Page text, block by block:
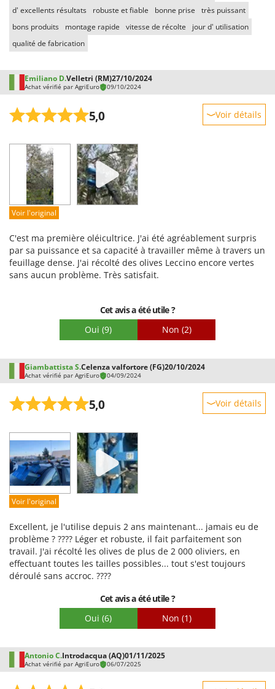
d' excellents résultats
robuste et fiable bonne prise
très puissant
bons produits
montage rapide vitesse de récolte
jour d' utilisation
qualité de fabrication
Emiliano D.Velletri (RM)27/10/2024
Achat vérifié par AgriEuro 09/10/2024
5,0 Voir détails
Prestations
Facilité d'utilisation
Qualité / Prix
Facilité de montage
Voir l'original
C'est ma première oléicultrice. J'ai été agréablement surpris
par sa puissance et sa capacité à travailler même à travers un
feuillage dense. J'ai récolté des olives Leccino encore vertes
sans aucun problème. Très satisfait.
Cet avis a été utile ?
Oui (9) Non (2)
Giambattista S.Celenza valfortore (FG)20/10/2024
Achat vérifié par AgriEuro 04/09/2024
5,0 Voir détails
Prestations
Facilité d'utilisation
Qualité / Prix
Facilité de montage
Voir l'original
Excellent, je l'utilise depuis 2 ans maintenant... jamais eu de
problème ? ???? Léger et robuste, il fait parfaitement son
travail. J'ai récolté les olives de plus de 2 000 oliviers, en
effectuant toutes les tailles possibles... tout s'est toujours
déroulé sans accroc. ????
Cet avis a été utile ?
Oui (6) Non (1)
Antonio C.Introdacqua (AQ)01/11/2025
Achat vérifié par AgriEuro 06/07/2025